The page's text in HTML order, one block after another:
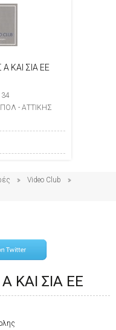
ΚΑΙ ΣΙΑ ΕΕ
- ΑΤΤΙΚΗΣ
Video Club
ΚΑΙ ΣΙΑ ΕΕ